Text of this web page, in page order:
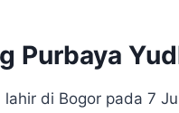
Purbaya
di Bogor pada 7